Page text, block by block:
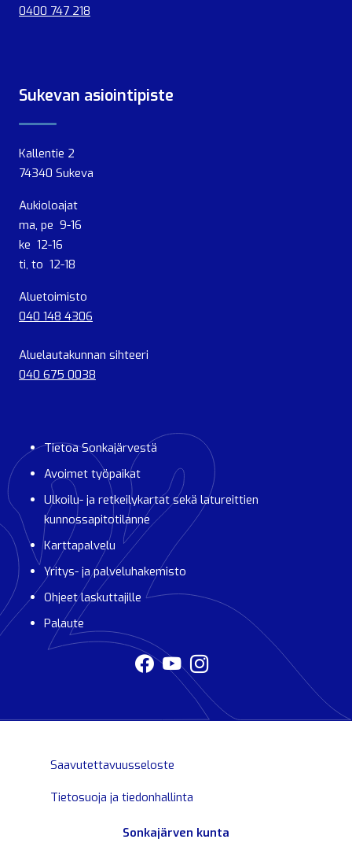
0400 747 218
Sukevan asiointipiste
Kallentie 2
74340 Sukeva
Aukioloajat
ma, pe 9-16
ke 12-16
ti, to 12-18
Aluetoimisto
040 148 4306
Aluelautakunnan sihteeri
040 675 0038
Tietoa Sonkajärvestä
Avoimet työpaikat
Ulkoilu- ja retkeilykartat sekä latureittien
kunnossapitotilanne
Karttapalvelu
Yritys- ja palveluhakemisto
Ohjeet laskuttajille
Palaute
Sonkajärven kunta
Saavutettavuusseloste
Tietosuoja ja tiedonhallinta